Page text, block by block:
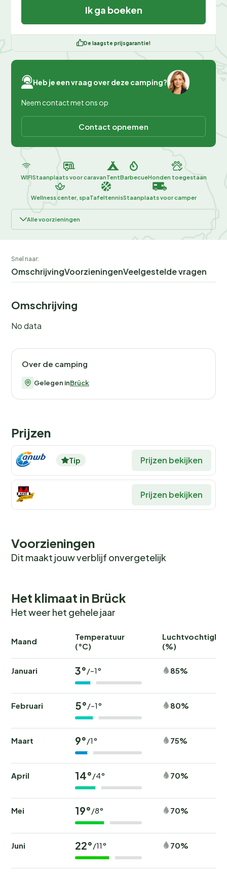
Ik ga boeken
De laagste prijsgarantie!
Heb je een vraag over deze camping?
Neem contact met ons op
Contact opnemen
WIFIStaanplaats voor caravanTentBarbecueHonden toegestaan
Wellness center, spaTafeltennisStaanplaats voor camper
Alle voorzieningen
Snel naar:
OmschrijvingVoorzieningenVeelgestelde vragen
Omschrijving
No data
Over de camping
Gelegen inBrück
Prijzen
Tip Prijzen bekijken
Prijzen bekijken
Voorzieningen
Dit maakt jouw verblijf onvergetelijk
Het klimaat in Brück
Het weer het gehele jaar
Maand
Temperatuur
(°C)
(%)
Januari 3°/-1° 85%
Februari 5°/-1° 80%
Maart 9°/1° 75%
April 14°/4° 70%
Mei 19°/8° 70%
Juni 22°/11° 70%